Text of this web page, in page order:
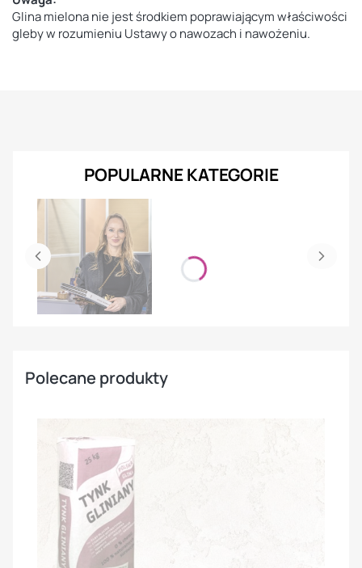
Glina mielona nie jest środkiem poprawiającym właściwości
gleby w rozumieniu Ustawy o nawozach i nawożeniu.
POPULARNE KATEGORIE
Polecane produkty